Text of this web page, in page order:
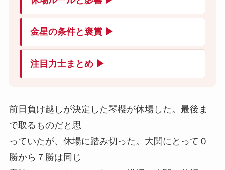
金星の条件と褒賞 ▶
注目力士まとめ ▶
前日負け越しが決定した琴櫻が休場した。最後ま
で取るものだと思
っていたが、休場に踏み切った。大関にとって０
勝から７勝は同じ